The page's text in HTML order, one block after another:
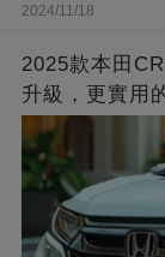
2024/11/18
2025款本田
升級，更實用